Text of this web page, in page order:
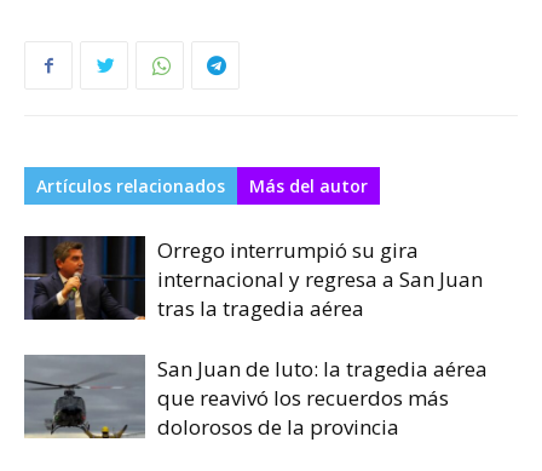
Artículos relacionados Más del autor
Orrego interrumpió su gira
internacional y regresa a San Juan
tras la tragedia aérea
San Juan de luto: la tragedia aérea
que reavivó los recuerdos más
dolorosos de la provincia